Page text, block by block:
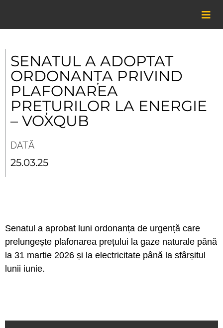
content
SENATUL A ADOPTAT
ORDONANȚA PRIVIND
PLAFONAREA
PREȚURILOR LA ENERGIE
– VOXQUB
DATĂ
25.03.25
Senatul a aprobat luni ordonanța de urgență care
prelungește plafonarea prețului la gaze naturale până
la 31 martie 2026 și la electricitate până la sfârșitul
lunii iunie.